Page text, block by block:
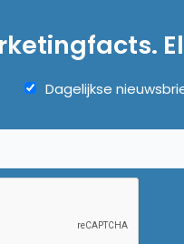
Dagelijkse